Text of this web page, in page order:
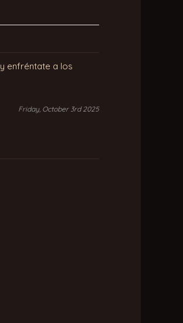
y enfréntate a los
Friday, October 3rd 2025